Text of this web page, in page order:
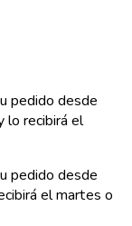
pedido desde
lo recibirá el
pedido desde
el martes o